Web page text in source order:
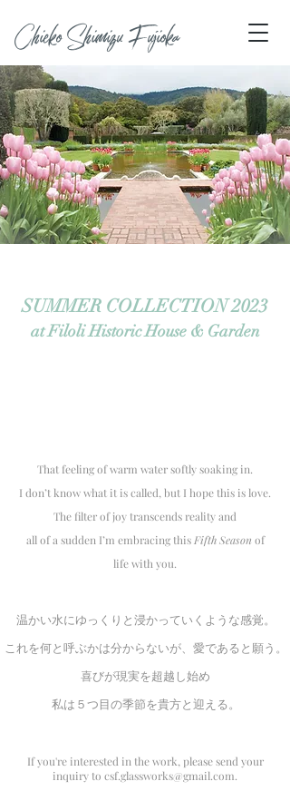
Chieko Shimizu Fujioka
SUMMER COLLECTION 2023
at Filoli Historic House & Garden
That feeling of warm water softly soaking in.
I don’t know what it is called, but I hope this is love.
The filter of joy transcends reality and
all of a sudden I’m embracing this Fifth Season of
life with you.
​温かい水にゆっくりと浸かっていくような感覚。
これを何と呼ぶかは分からないが、愛であると願う。
喜びが現実を超越し始め
私は５つ目の季節を貴方と迎える。
If you're interested in the work, please send your
inquiry to csf.glassworks@gmail.com.